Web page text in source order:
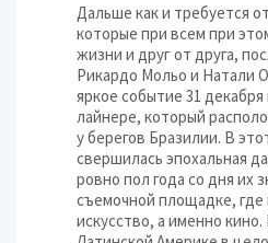
Дальше как и требуется
которые при всем при
жизни и друг от друга,
Рикардо Мольо и Натали
яркое событие 31
лайнере, который
у берегов Бразилии. В
свершилась эпохальная
ровно пол года со дня их
съемочной площадке, где
искусство, а именно